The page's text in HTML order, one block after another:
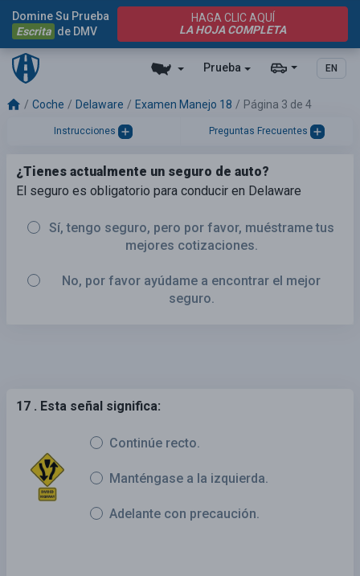
Prueba EN
Domine Su Prueba
Escrita de DMV
HAGA CLIC AQUÍ
LA HOJA COMPLETA
Coche Delaware Examen Manejo 18 Página 3 de 4
Instrucciones Preguntas Frecuentes
¿Tienes actualmente un seguro de auto?
El seguro es obligatorio para conducir en Delaware
Sí, tengo seguro, pero por favor, muéstrame tus
mejores cotizaciones.
No, por favor ayúdame a encontrar el mejor
seguro.
17 . Esta señal significa:
Continúe recto.
Manténgase a la izquierda.
Adelante con precaución.